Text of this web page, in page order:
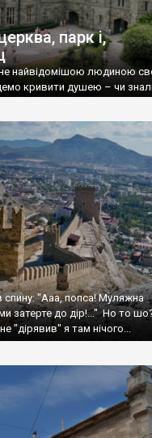
парк і,
найвідомішою людиною
кривити душею – чи
"Ааа, попса! Муляжна
затерте до дір!..." Но то
"дірявив" я там нічого...